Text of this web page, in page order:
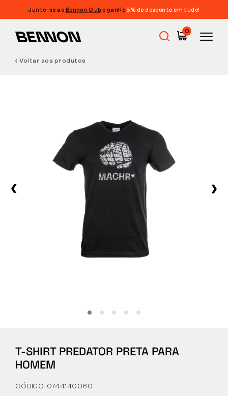
Junte-se ao Bennon Club e ganhe 5% de desconto em tudo!
0
Calçado casual
SOBRE NÓS
Voltar aos produtos
T-SHIRT PREDATOR PRETA PARA
HOMEM
CÓDIGO: 0744140060